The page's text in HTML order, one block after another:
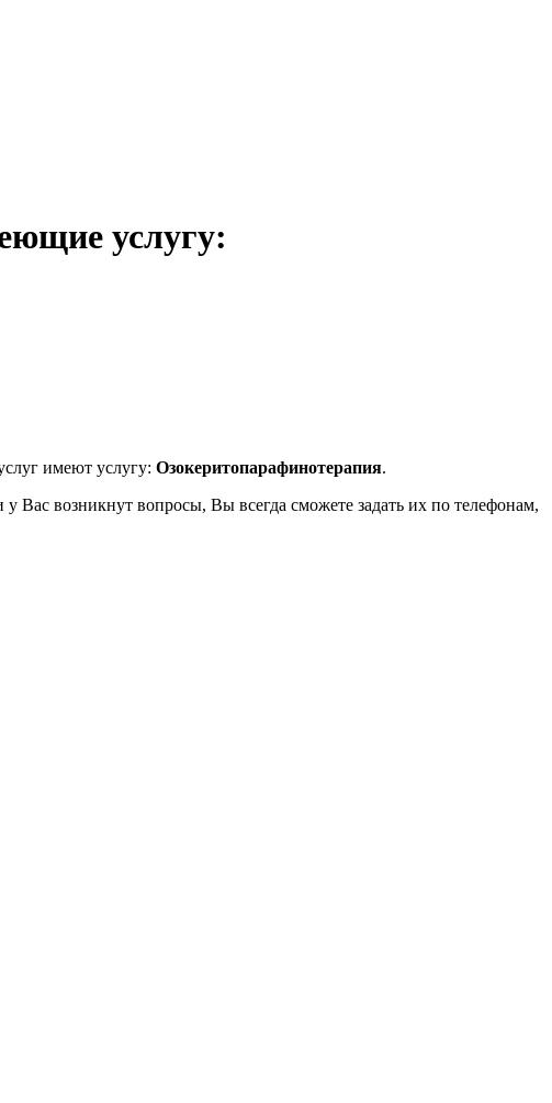
услугу:
имеют услугу: Озокеритопарафинотерапия.
Вас возникнут вопросы, Вы всегда сможете задать их по телефонам,